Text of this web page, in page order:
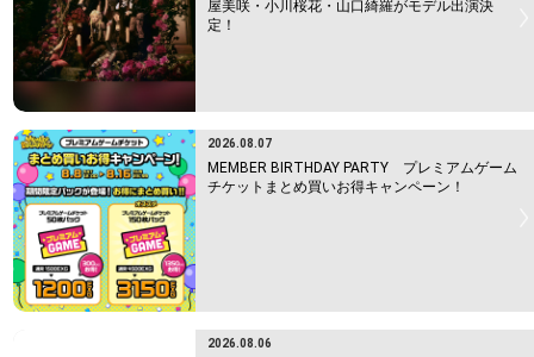
屋美咲・小川桜花・山口綺羅がモデル出演決
定！
2026.08.07
MEMBER BIRTHDAY PARTY プレミアムゲーム
チケットまとめ買いお得キャンペーン！
2026.08.06